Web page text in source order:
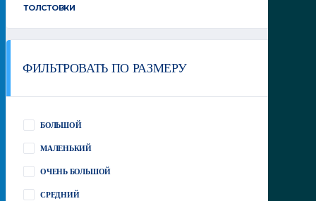
ТОЛСТОВКИ
ФИЛЬТРОВАТЬ ПО РАЗМЕРУ
БОЛЬШОЙ
МАЛЕНЬКИЙ
ОЧЕНЬ БОЛЬШОЙ
СРЕДНИЙ